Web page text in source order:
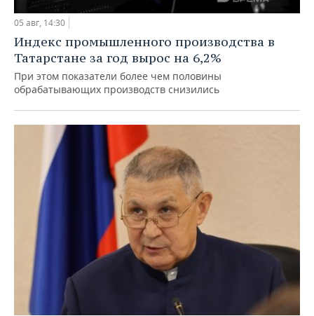
05 авг, 14:30
Индекс промышленного производства в
Татарстане за год вырос на 6,2%
При этом показатели более чем половины
обрабатывающих производств снизились